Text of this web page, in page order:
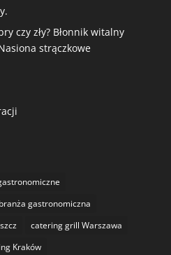
czy zły? Błonnik witalny
strączkowe
branża gastronomiczna
catering grill Warszawa
Kraków